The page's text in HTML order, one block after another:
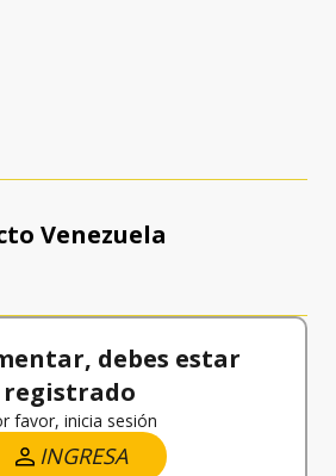
Venezuela
debes estar
registrado
favor, inicia sesión
INGRESA